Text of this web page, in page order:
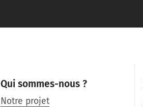
Qui sommes-nous ?
Notre projet